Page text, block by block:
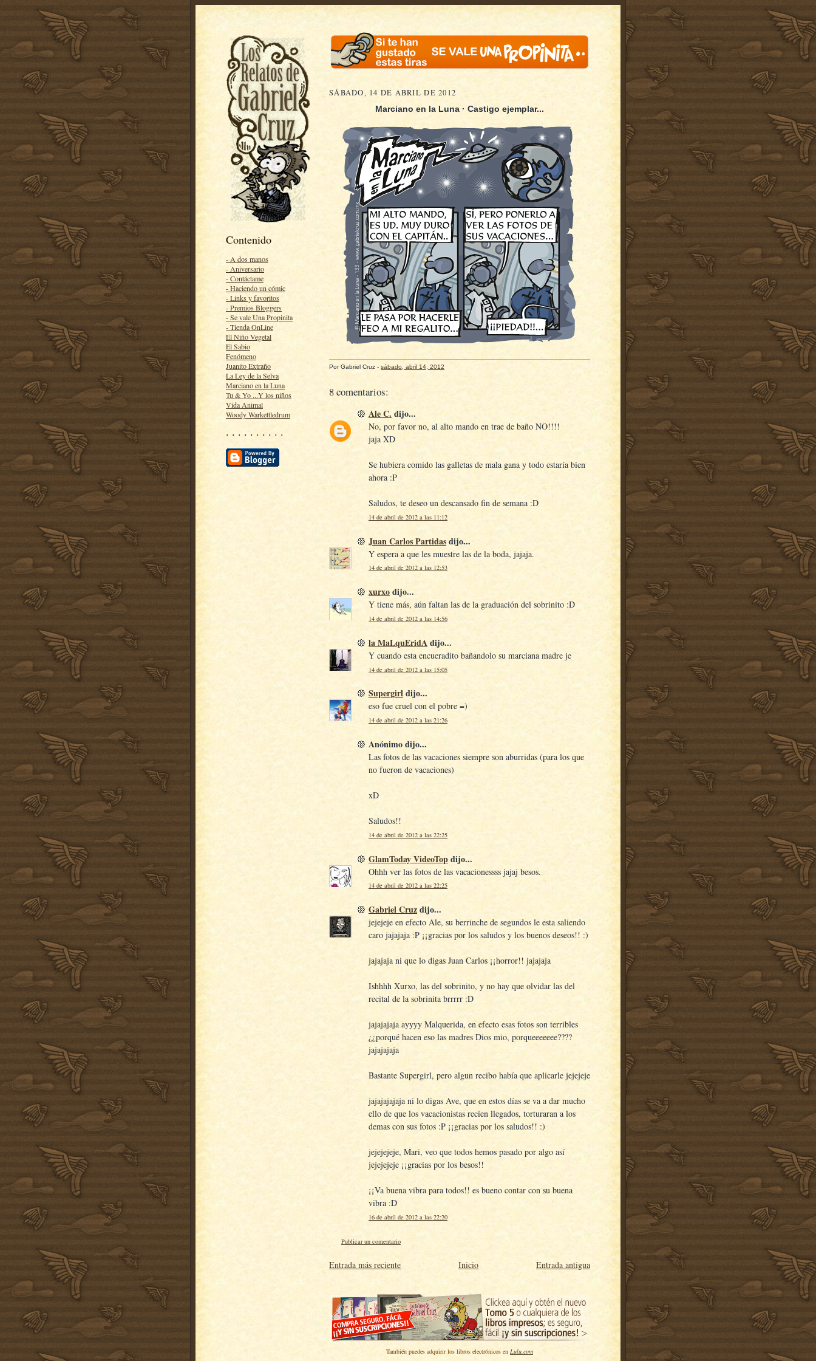
Contenido
- A dos manos
- Aniversario
- Contáctame
- Haciendo un cómic
- Links y favoritos
- Premios Bloggers
- Se vale Una Propinita
- Tienda OnLine
El Niño Vegetal
El Sabio
Fenómeno
Juanito Extraño
La Ley de la Selva
Marciano en la Luna
Tu & Yo ...Y los niños
Vida Animal
Woody Warkettledrum
· · · · · · · · · ·
SÁBADO, 14 DE ABRIL DE 2012
Marciano en la Luna · Castigo ejemplar...
PorGabriel Cruz - sábado, abril 14, 2012
8 comentarios:
Ale C. dijo...
No, por favor no, al alto mando en trae de baño NO!!!!
jaja XD
Se hubiera comido las galletas de mala gana y todo estaría bien
ahora :P
Saludos, te deseo un descansado fin de semana :D
14 de abril de 2012 a las 11:12
Juan Carlos Partidasdijo...
Y espera a que les muestre las de la boda, jajaja.
14 de abril de 2012 a las 12:53
xurxodijo...
Y tiene más, aún faltan las de la graduación del sobrinito :D
14 de abril de 2012 a las 14:56
la MaLquEridAdijo...
Y cuando esta encueradito bañandolo su marciana madre je
14 de abril de 2012 a las 15:05
Supergirldijo...
eso fue cruel con el pobre =)
14 de abril de 2012 a las 21:26
Anónimo dijo...
Las fotos de las vacaciones siempre son aburridas (para los que
no fueron de vacaciones)
xD
Saludos!!
14 de abril de 2012 a las 22:25
GlamToday VideoTopdijo...
Ohhh ver las fotos de las vacacionessss jajaj besos.
14 de abril de 2012 a las 22:25
Gabriel Cruzdijo...
jejejeje en efecto Ale, su berrinche de segundos le esta saliendo
caro jajajaja :P ¡¡gracias por los saludos y los buenos deseos!! :)
jajajaja ni que lo digas Juan Carlos ¡¡horror!! jajajaja
Ishhhh Xurxo, las del sobrinito, y no hay que olvidar las del
recital de la sobrinita brrrrr :D
jajajajaja ayyyy Malquerida, en efecto esas fotos son terribles
¿¿porqué hacen eso las madres Dios mio, porqueeeeeee????
jajajajaja
Bastante Supergirl, pero algun recibo había que aplicarle jejejeje
jajajajajaja ni lo digas Ave, que en estos días se va a dar mucho
ello de que los vacacionistas recien llegados, torturaran a los
demas con sus fotos :P ¡¡gracias por los saludos!! :)
jejejejeje, Mari, veo que todos hemos pasado por algo así
jejejejeje ¡¡gracias por los besos!!
¡¡Va buena vibra para todos!! es bueno contar con su buena
vibra :D
16 de abril de 2012 a las 22:20
Publicar un comentario
Entrada más reciente Entrada antigua
Inicio
También puedes adquirir los libros electrónicos en Lulu.com